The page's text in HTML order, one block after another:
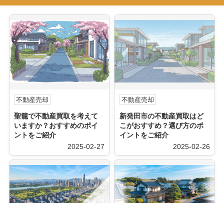
不動産売却
聖籠で不動産買取を考えて
いますか？おすすめのポイ
ントをご紹介
2025-02-27
不動産売却
新発田市の不動産買取はど
こがおすすめ？選び方のポ
イントをご紹介
2025-02-26